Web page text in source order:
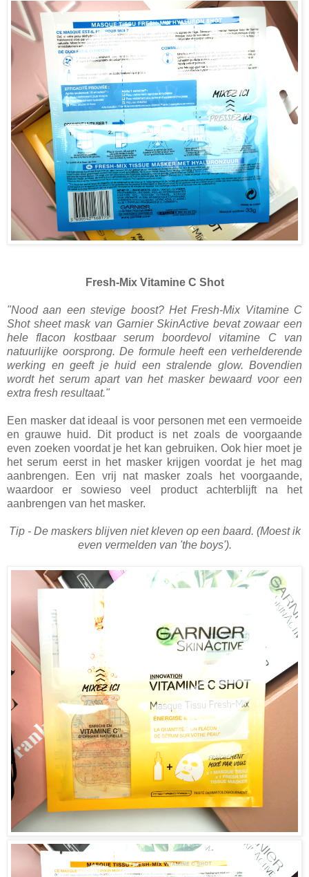
Fresh-Mix Vitamine C Shot
"Nood aan een stevige boost? Het Fresh-Mix Vitamine C
Shot sheet mask van Garnier SkinActive bevat zowaar een
hele flacon kostbaar serum boordevol vitamine C van
natuurlijke oorsprong. De formule heeft een verhelderende
werking en geeft je huid een stralende glow. Bovendien
wordt het serum apart van het masker bewaard voor een
extra fresh resultaat."
Een masker dat ideaal is voor personen met een vermoeide
en grauwe huid. Dit product is net zoals de voorgaande
even zoeken voordat je het kan gebruiken. Ook hier moet je
het serum eerst in het masker krijgen voordat je het mag
aanbrengen. Een vrij nat masker zoals het voorgaande,
waardoor er sowieso veel product achterblijft na het
aanbrengen van het masker.
Tip - De maskers blijven niet kleven op een baard. (Moest ik
even vermelden van 'the boys').